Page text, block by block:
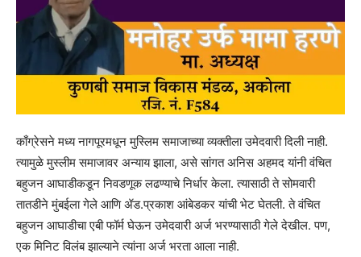
काँग्रेसने मध्य नागपूरमधून मुस्लिम समाजाच्या व्यक्तीला उमेदवारी दिली नाही.
त्यामुळे मुस्लीम समाजावर अन्याय झाला, असे सांगत अनिस अहमद यांनी वंचित
बहुजन आघाडीकडून निवडणूक लढण्याचे निर्धार केला. त्यासाठी ते सोमवारी
तातडीने मुंबईला गेले आणि ॲड.प्रकाश आंबेडकर यांची भेट घेतली. ते वंचित
बहुजन आघाडीचा एबी फॉर्म घेऊन उमेदवारी अर्ज भरण्यासाठी गेले देखील. पण,
एक मिनिट विलंब झाल्याने त्यांना अर्ज भरता आला नाही.